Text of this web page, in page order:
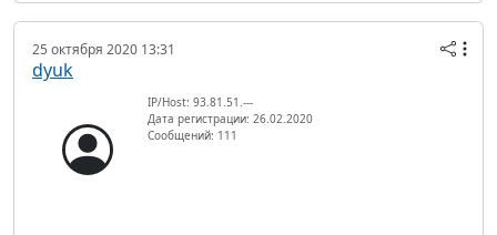
25 октября 2020 13:31
dyuk
IP/Host: 93.81.51.---
Дата регистрации: 26.02.2020
Сообщений: 111